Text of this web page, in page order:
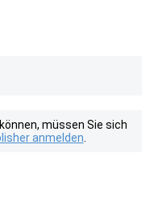
müssen Sie sich
anmelden